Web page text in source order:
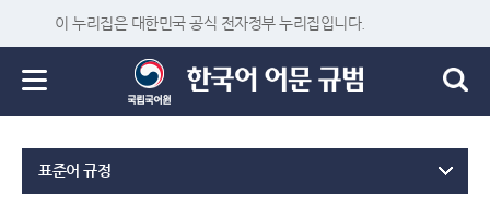
이 누리집은 대한민국 공식 전자정부 누리집입니다.
표준어 규정